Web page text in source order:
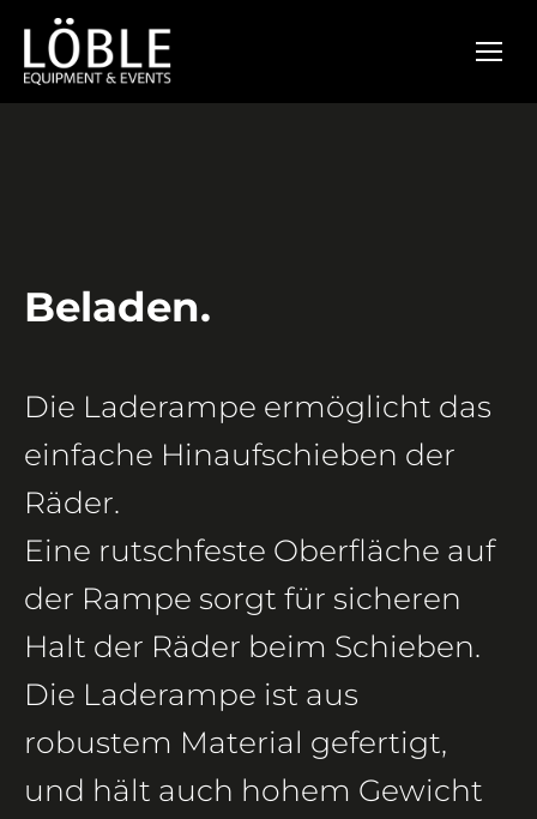
Beladen.
Die Laderampe ermöglicht das
einfache Hinaufschieben der
Räder.
Eine rutschfeste Oberfläche auf
der Rampe sorgt für sicheren
Halt der Räder beim Schieben.
Die Laderampe ist aus
robustem Material gefertigt,
und hält auch hohem Gewicht